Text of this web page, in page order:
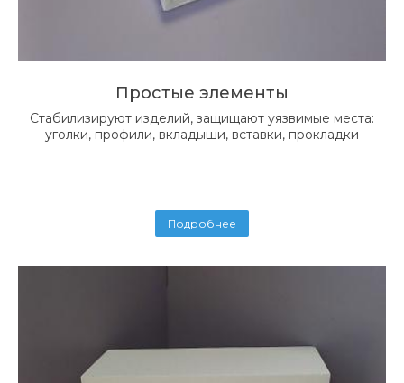
Простые элементы
Стабилизируют изделий, защищают уязвимые места:
уголки, профили, вкладыши, вставки, прокладки
Подробнее